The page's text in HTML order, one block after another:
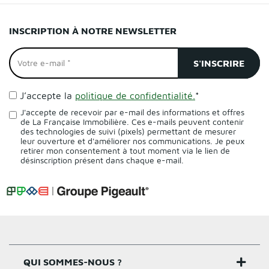
INSCRIPTION À NOTRE NEWSLETTER
J’accepte la politique de confidentialité. *
J'accepte de recevoir par e-mail des informations et offres
de La Française Immobilière. Ces e-mails peuvent contenir
des technologies de suivi (pixels) permettant de mesurer
leur ouverture et d'améliorer nos communications. Je peux
retirer mon consentement à tout moment via le lien de
désinscription présent dans chaque e-mail.
QUI SOMMES-NOUS ?